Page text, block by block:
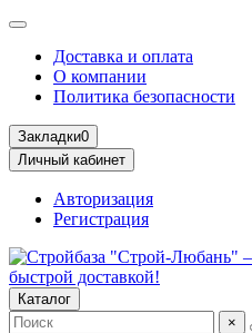
Доставка и оплата
О компании
Политика безопасности
Закладки0
Личный кабинет
Авторизация
Регистрация
Каталог
×